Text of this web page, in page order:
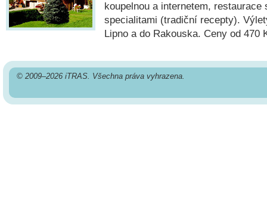
koupelnou a internetem, restaurace
specialitami (tradiční recepty).
Lipno a do Rakouska. Ceny od 470
© 2009–2026 iTRAS. Všechna práva vyhrazena.